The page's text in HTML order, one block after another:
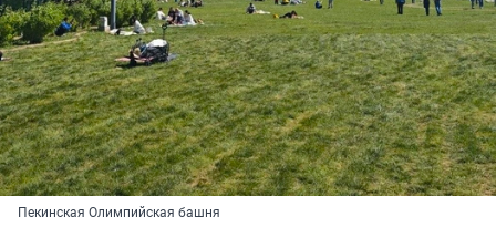
Пекинская Олимпийская башня